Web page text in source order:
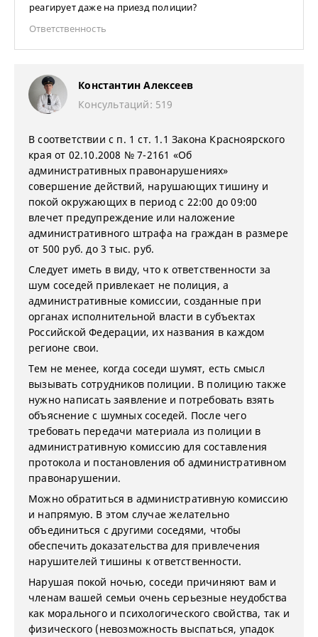
реагирует даже на приезд полиции?
Ответственность
Константин Алексеев
Консультаций: 519
В соответствии с п. 1 ст. 1.1 Закона Красноярского
края от 02.10.2008 № 7-2161 «Об
административных правонарушениях»
совершение действий, нарушающих тишину и
покой окружающих в период с 22:00 до 09:00
влечет предупреждение или наложение
административного штрафа на граждан в размере
от 500 руб. до 3 тыс. руб.
Следует иметь в виду, что к ответственности за
шум соседей привлекает не полиция, а
административные комиссии, созданные при
органах исполнительной власти в субъектах
Российской Федерации, их названия в каждом
регионе свои.
Тем не менее, когда соседи шумят, есть смысл
вызывать сотрудников полиции. В полицию также
нужно написать заявление и потребовать взять
объяснение с шумных соседей. После чего
требовать передачи материала из полиции в
административную комиссию для составления
протокола и постановления об административном
правонарушении.
Можно обратиться в административную комиссию
и напрямую. В этом случае желательно
объединиться с другими соседями, чтобы
обеспечить доказательства для привлечения
нарушителей тишины к ответственности.
Нарушая покой ночью, соседи причиняют вам и
членам вашей семьи очень серьезные неудобства
как морального и психологического свойства, так и
физического (невозможность выспаться, упадок